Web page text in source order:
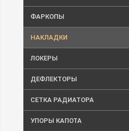
ФАРКОПЫ
НАКЛАДКИ
ЛОКЕРЫ
ДЕФЛЕКТОРЫ
СЕТКА РАДИАТОРА
УПОРЫ КАПОТА